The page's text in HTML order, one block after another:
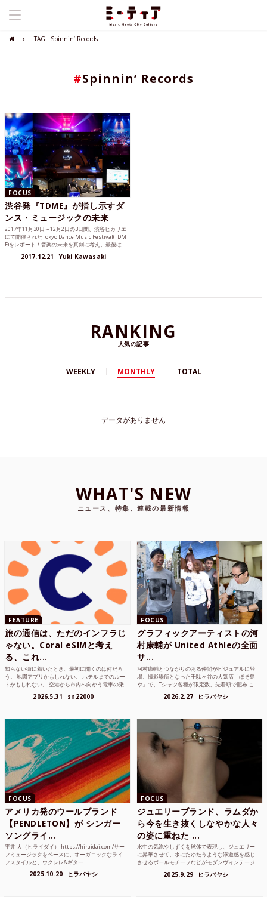
TAG : Spinnin’ Records
#Spinnin’ Records
FOCUS
渋谷発『TDME』が指し示すダ
ンス・ミュージックの未来
2017年11月30日～12月2日の3日間、渋谷ヒカリエ
にて開催されたTokyo Dance Music Festival(TDM
E)をレポート！音楽の未来を真剣に考え、最後は
2017.12.21 Yuki Kawasaki
RANKING
人気の記事
WEEKLY MONTHLY TOTAL
データがありません
WHAT'S NEW
ニュース、特集、連載の最新情報
FEATURE
旅の通信は、ただのインフラじ
ゃない。Coral eSIMと考え
る、これ...
知らない街に着いたとき、最初に開くのは何だろ
う。 地図アプリかもしれない。 ホテルまでのルー
トかもしれない。 空港から市内へ向かう電車の乗
2026.5.31 sn22000
FOCUS
グラフィックアーティストの河
村康輔が United Athleの全面
サ...
河村康輔とつながりのある仲間がビジュアルに登
場。撮影場所となった千駄ヶ谷の人気店「ほそ島
や」で、Tシャツ各種が限定数、先着順で配布 こ
2026.2.27 ヒラバヤシ
FOCUS
アメリカ発のウールブランド
【PENDLETON】が シンガー
ソングライ...
平井 大（ヒライダイ） https://hiraidai.com/サー
フミュージックをベースに、オーガニックなライ
フスタイルと、ウクレレ&ギター...
2025.10.20 ヒラバヤシ
FOCUS
ジュエリーブランド、ラムダか
ら今を生き抜くしなやかな人々
の姿に重ねた ...
水中の気泡やしずくを球体で表現し、ジュエリー
に昇華させて、水にたゆたうような浮遊感を感じ
させるボールモチーフなどがモダンヴィンテージ
2025.9.29 ヒラバヤシ